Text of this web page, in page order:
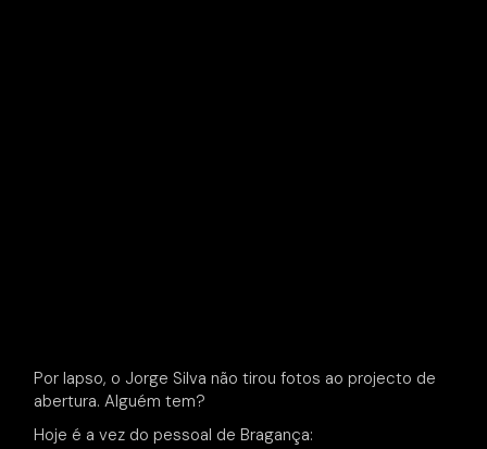
Por lapso, o Jorge Silva não tirou fotos ao projecto de
abertura. Alguém tem?
Hoje é a vez do pessoal de Bragança: